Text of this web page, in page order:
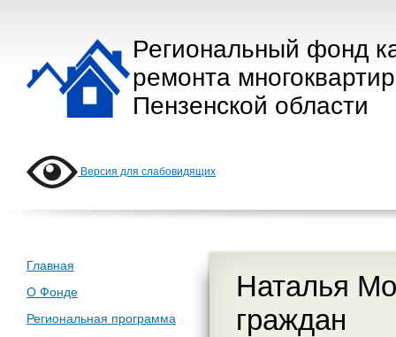
Региональный фонд
ремонта
Пензенской области
Версия для слабовидящих
Главная
О Фонде
Региональная программа
Наталья
граждан